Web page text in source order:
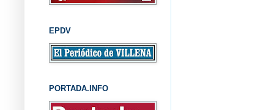
EPDV
PORTADA.INFO